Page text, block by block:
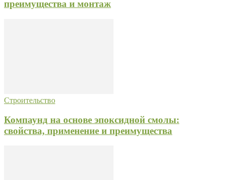
преимущества и монтаж
Строительство
Компаунд на основе эпоксидной смолы:
свойства, применение и преимущества